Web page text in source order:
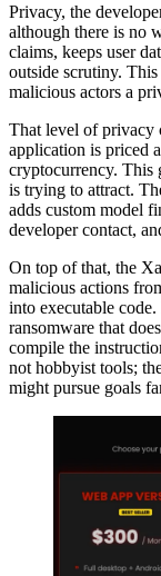
Privacy, the
although there is no
claims, keeps user
outside scrutiny.
malicious actors a
That level of privacy
application is priced
cryptocurrency. This
is trying to attract.
adds custom model
developer contact,
On top of that, the
malicious actions
into executable
ransomware that
compile the
not hobbyist tools;
might pursue goals